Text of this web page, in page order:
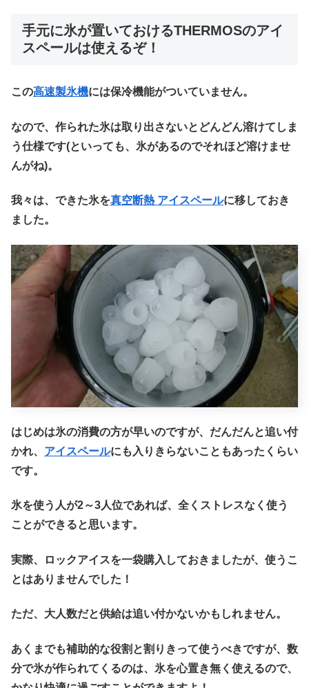
手元に氷が置いておけるTHERMOSのアイ
スペールは使えるぞ！
この高速製氷機には保冷機能がついていません。
なので、作られた氷は取り出さないとどんどん溶けてしま
う仕様です(といっても、氷があるのでそれほど溶けませ
んがね)。
我々は、できた氷を真空断熱 アイスペールに移しておき
ました。
はじめは氷の消費の方が早いのですが、だんだんと追い付
かれ、 アイスペールにも入りきらないこともあったくらい
です。
氷を使う人が2～3人位であれば、全くストレスなく使う
ことができると思います。
実際、ロックアイスを一袋購入しておきましたが、使うこ
とはありませんでした！
ただ、大人数だと供給は追い付かないかもしれません。
あくまでも補助的な役割と割りきって使うべきですが、数
分で氷が作られてくるのは、氷を心置き無く使えるので、